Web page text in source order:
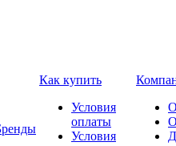
Как купить
Условия
оплаты
Условия